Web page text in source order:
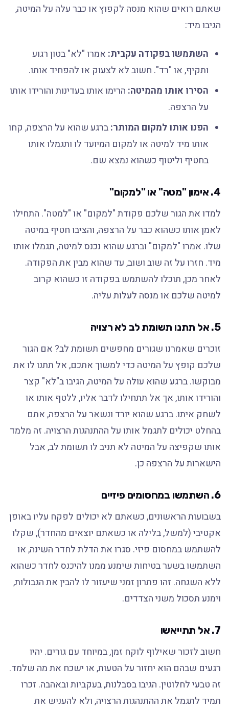
שאתם רואים שהוא מנסה לקפוץ או כבר עלה על המיטה,
הגיבו מיד:
השתמשו בפקודה עקבית:אמרו "לא" בטון רגוע
ותקיף, או "רד". חשוב לא לצעוק או להפחיד אותו.
הסירו אותו מהמיטה:הרימו אותו בעדינות והורידו אותו
על הרצפה.
הפנו אותו למקום המותר:ברגע שהוא על הרצפה, קחו
אותו מיד למיטה או למקום המיועד לו ותגמלו אותו
בחטיף וליטוף כשהוא נמצא שם.
4. אימון "מטה" או "למקום"
למדו את הגור שלכם פקודת "למקום" או "למטה". התחילו
לאמן אותו כשהוא כבר על הרצפה, והציבו חטיף במיטה
שלו. אמרו "למקום" וברגע שהוא נכנס למיטה, תגמלו אותו
מיד. חזרו על זה שוב ושוב, עד שהוא מבין את הפקודה.
לאחר מכן, תוכלו להשתמש בפקודה זו כשהוא קרוב
למיטה שלכם או מנסה לעלות עליה.
5. אל תתנו תשומת לב לא רצויה
זוכרים שאמרנו שגורים מחפשים תשומת לב? אם הגור
שלכם קופץ על המיטה כדי למשוך אתכם, אל תתנו לו את
מבוקשו. ברגע שהוא עולה על המיטה, הגיבו ב"לא" קצר
והורידו אותו, אך אל תתחילו לדבר אליו, ללטף אותו או
לשחק איתו. ברגע שהוא יורד ונשאר על הרצפה, אתם
בהחלט יכולים לתגמל אותו על ההתנהגות הרצויה. זה מלמד
אותו שקפיצה על המיטה לא תניב לו תשומת לב, אבל
הישארות על הרצפה כן.
6. השתמשו במחסומים פיזיים
בשבועות הראשונים, כשאתם לא יכולים לפקח עליו באופן
אקטיבי (למשל, בלילה או כשאתם יוצאים מהחדר), שקלו
להשתמש במחסום פיזי. סגרו את הדלת לחדר השינה, או
השתמשו בשער בטיחות שימנע ממנו להיכנס לחדר כשהוא
ללא השגחה. זהו פתרון זמני שיעזור לו להבין את הגבולות,
וימנע תסכול משני הצדדים.
7. אל תתייאשו
חשוב לזכור שאילוף לוקח זמן, במיוחד עם גורים. יהיו
רגעים שבהם הוא יחזור על הטעות, או ישכח את מה שלמד.
זה טבעי לחלוטין. הגיבו בסבלנות, בעקביות ובאהבה. זכרו
תמיד לתגמל את ההתנהגות הרצויה, ולא להעניש את